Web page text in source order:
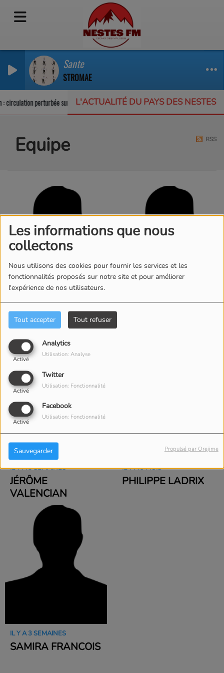
Les informations que nous
collectons
Nous utilisons des cookies pour fournir les services et les
fonctionnalités proposés sur notre site et pour améliorer
l'expérience de nos utilisateurs.
Tout accepter Tout refuser
Analytics
Activé
Utilisation: Analyse
Twitter
Activé
Utilisation: Fonctionnalité
Facebook
Activé
Utilisation: Fonctionnalité
Sauvegarder Propulsé par Orejime
Sante
STROMAE
L'ACTUALITÉ DU PAYS DES NESTES
perturbée sur la RD123 Un appel à projets pour protéger la
Equipe RSS
IL Y A 3 SEMAINES
BRUNO BOUBIN
IL Y A 3 SEMAINES
JÉRÔME
VALENCIAN
IL Y A 9 MOIS
PHILIPPE LADRIX
IL Y A 3 SEMAINES
SAMIRA FRANCOIS